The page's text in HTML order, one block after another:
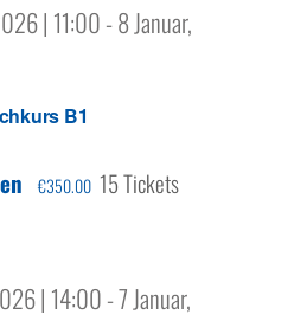
B1
| 11:00-8 Januar,
€350.00 15 Tickets
| 14:00-7 Januar,